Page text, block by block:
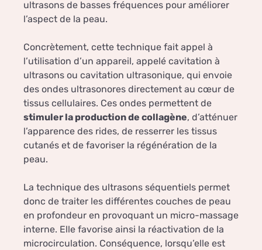
ultrasons de basses fréquences pour améliorer
l’aspect de la peau.
Concrètement, cette technique fait appel à
l’utilisation d’un appareil, appelé cavitation à
ultrasons ou cavitation ultrasonique, qui envoie
des ondes ultrasonores directement au cœur de
tissus cellulaires. Ces ondes permettent de
stimuler la production de collagène, d’atténuer
l’apparence des rides, de resserrer les tissus
cutanés et de favoriser la régénération de la
peau.
La technique des ultrasons séquentiels permet
donc de traiter les différentes couches de peau
en profondeur en provoquant un micro-massage
interne. Elle favorise ainsi la réactivation de la
microcirculation. Conséquence, lorsqu’elle est